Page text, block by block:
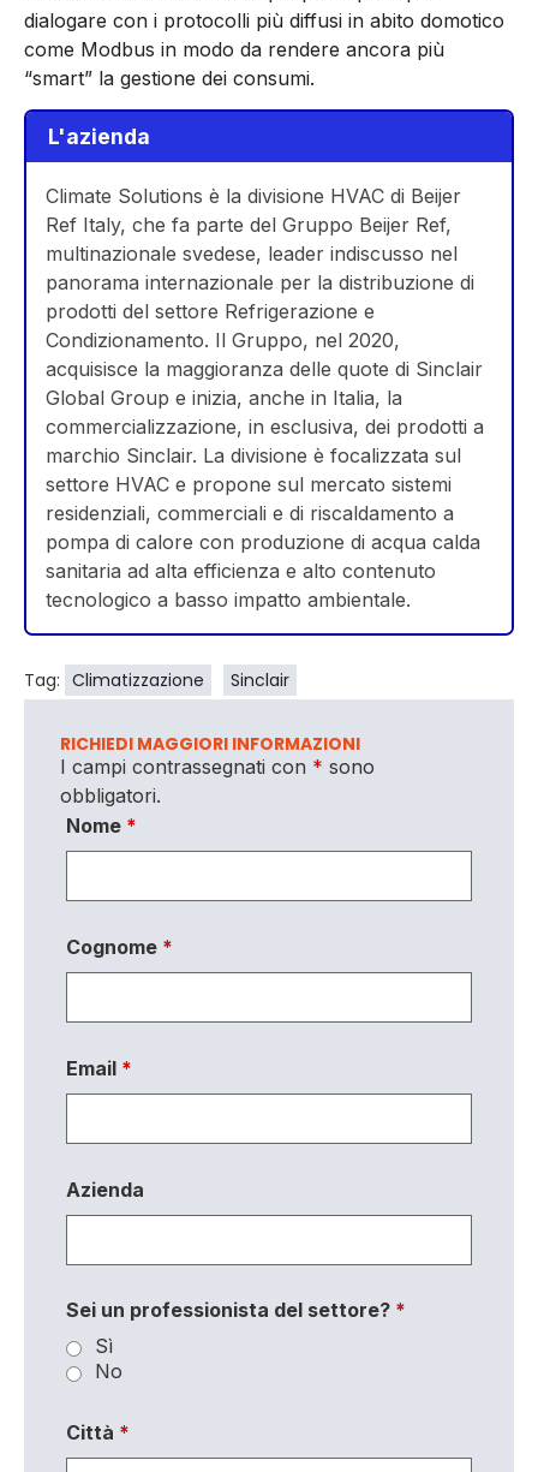
dialogare con i protocolli più diffusi in abito domotico
come Modbus in modo da rendere ancora più
“smart” la gestione dei consumi.
L'azienda
Climate Solutions è la divisione HVAC di Beijer
Ref Italy, che fa parte del Gruppo Beijer Ref,
multinazionale svedese, leader indiscusso nel
panorama internazionale per la distribuzione di
prodotti del settore Refrigerazione e
Condizionamento. Il Gruppo, nel 2020,
acquisisce la maggioranza delle quote di Sinclair
Global Group e inizia, anche in Italia, la
commercializzazione, in esclusiva, dei prodotti a
marchio Sinclair. La divisione è focalizzata sul
settore HVAC e propone sul mercato sistemi
residenziali, commerciali e di riscaldamento a
pompa di calore con produzione di acqua calda
sanitaria ad alta efficienza e alto contenuto
tecnologico a basso impatto ambientale.
Tag: Climatizzazione Sinclair
RICHIEDI MAGGIORI INFORMAZIONI
I campi contrassegnati con * sono
obbligatori.
Nome *
Cognome *
Email *
Azienda
Sei un professionista del settore? *
Sì
No
Città *